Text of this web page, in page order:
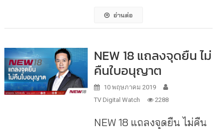
อ่านต่อ
NEW 18 แถลงจุดยืน ไม่
คืนใบอนุญาต
10 พฤษภาคม 2019
TV Digital Watch
2288
NEW 18 แถลงจุดยืน ไม่คืน